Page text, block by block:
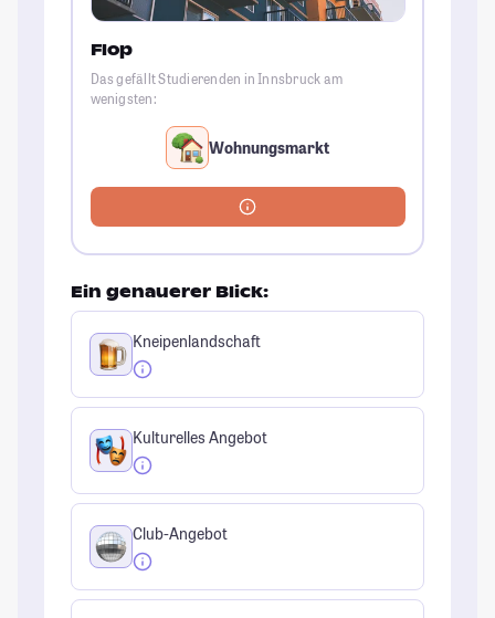
Flop
Das gefällt Studierenden in Innsbruck am
wenigsten:
Wohnungsmarkt
Ein genauerer Blick:
Kneipenlandschaft
Kulturelles Angebot
Club-Angebot